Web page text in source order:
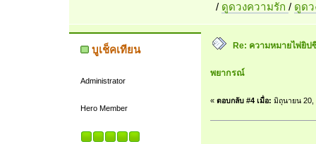
/ ดูดวงความรัก / ดูด
บูเช็คเทียน
Administrator
Hero Member
Re: ความหมายไพ่ยิป
พยากรณ์
« ตอบกลับ #4 เมื่อ: มิถุนายน 20,